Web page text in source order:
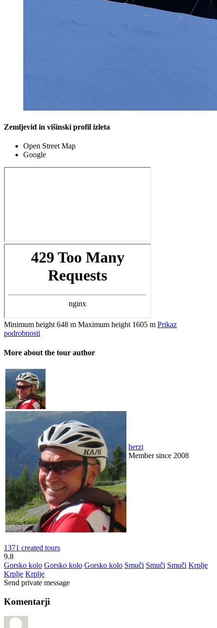
Zemljevid in višinski profil izleta
Open Street Map
Google
Minimum height 648 m Maximum height 1605 m Prikaz
podrobnosti
More about the tour author
herzi
Member since 2008
1371 created tours
9.8
Gorsko kolo Gorsko kolo Gorsko kolo Smuči Smuči Smuči Krplje
Krplje Krplje
Send private message
Komentarji